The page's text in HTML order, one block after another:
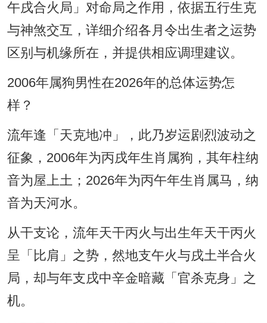
午戌合火局」对命局之作用，依据五行生克
与神煞交互，详细介绍各月令出生者之运势
区别与机缘所在，并提供相应调理建议。
2006年属狗男性在2026年的总体运势怎
样？
流年逢「天克地冲」，此乃岁运剧烈波动之
征象，2006年为丙戌年生肖属狗，其年柱纳
音为屋上土；2026年为丙午年生肖属马，纳
音为天河水。
从干支论，流年天干丙火与出生年天干丙火
呈「比肩」之势，然地支午火与戌土半合火
局，却与年支戌中辛金暗藏「官杀克身」之
机。